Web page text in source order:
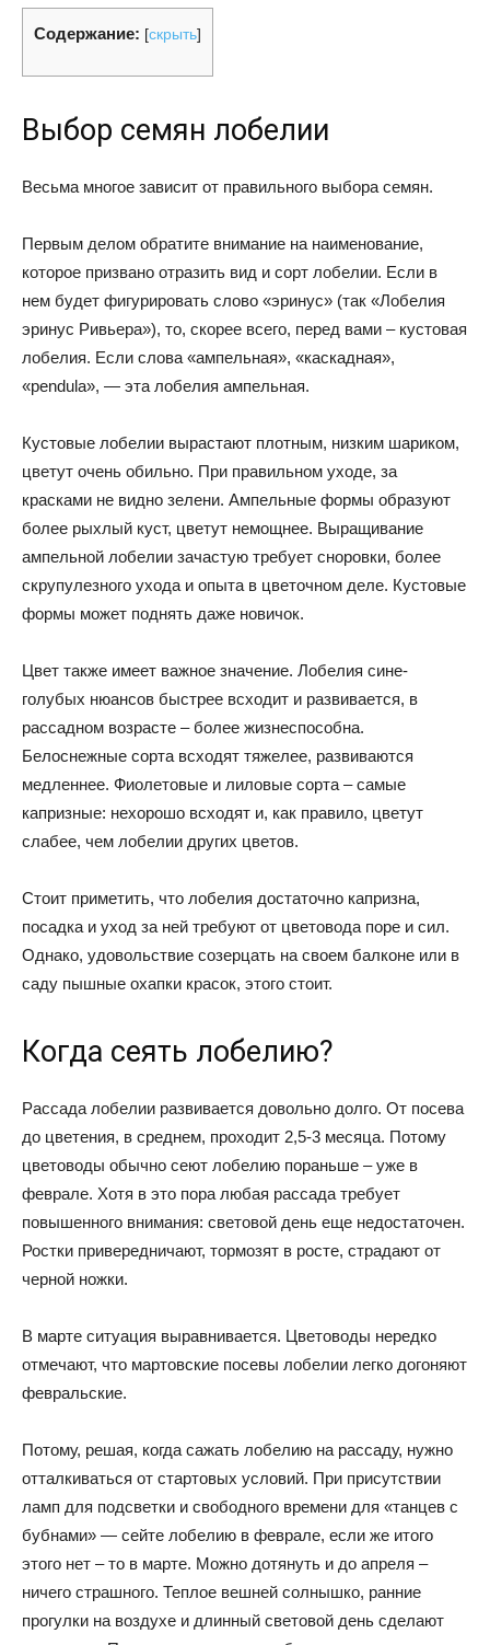
Содержание: [скрыть]
Выбор семян лобелии
Весьма многое зависит от правильного выбора семян.
Первым делом обратите внимание на наименование,
которое призвано отразить вид и сорт лобелии. Если в
нем будет фигурировать слово «эринус» (так «Лобелия
эринус Ривьера»), то, скорее всего, перед вами – кустовая
лобелия. Если слова «ампельная», «каскадная»,
«pendula», — эта лобелия ампельная.
Кустовые лобелии вырастают плотным, низким шариком,
цветут очень обильно. При правильном уходе, за
красками не видно зелени. Ампельные формы образуют
более рыхлый куст, цветут немощнее. Выращивание
ампельной лобелии зачастую требует сноровки, более
скрупулезного ухода и опыта в цветочном деле. Кустовые
формы может поднять даже новичок.
Цвет также имеет важное значение. Лобелия сине-
голубых нюансов быстрее всходит и развивается, в
рассадном возрасте – более жизнеспособна.
Белоснежные сорта всходят тяжелее, развиваются
медленнее. Фиолетовые и лиловые сорта – самые
капризные: нехорошо всходят и, как правило, цветут
слабее, чем лобелии других цветов.
Стоит приметить, что лобелия достаточно капризна,
посадка и уход за ней требуют от цветовода поре и сил.
Однако, удовольствие созерцать на своем балконе или в
саду пышные охапки красок, этого стоит.
Когда сеять лобелию?
Рассада лобелии развивается довольно долго. От посева
до цветения, в среднем, проходит 2,5-3 месяца. Потому
цветоводы обычно сеют лобелию пораньше – уже в
феврале. Хотя в это пора любая рассада требует
повышенного внимания: световой день еще недостаточен.
Ростки привередничают, тормозят в росте, страдают от
черной ножки.
В марте ситуация выравнивается. Цветоводы нередко
отмечают, что мартовские посевы лобелии легко догоняют
февральские.
Потому, решая, когда сажать лобелию на рассаду, нужно
отталкиваться от стартовых условий. При присутствии
ламп для подсветки и свободного времени для «танцев с
бубнами» — сейте лобелию в феврале, если же итого
этого нет – то в марте. Можно дотянуть и до апреля –
ничего страшного. Теплое вешней солнышко, ранние
прогулки на воздухе и длинный световой день сделают